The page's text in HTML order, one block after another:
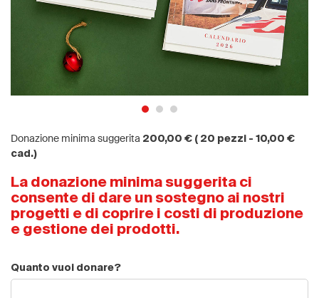
Donazione minima suggerita 200,00 € ( 20 pezzi - 10,00 €
cad.)
La donazione minima suggerita ci
consente di dare un sostegno ai nostri
progetti e di coprire i costi di produzione
e gestione dei prodotti.
Quanto vuoi donare?